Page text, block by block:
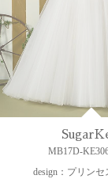
MB17D-
design：プリンセ